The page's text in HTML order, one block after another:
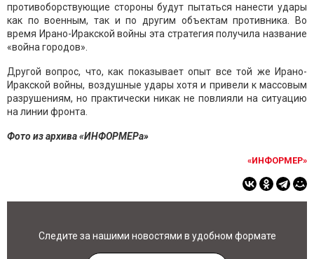
противоборствующие стороны будут пытаться нанести удары
как по военным, так и по другим объектам противника. Во
время Ирано-Иракской войны эта стратегия получила название
«война городов».
Другой вопрос, что, как показывает опыт все той же Ирано-
Иракской войны, воздушные удары хотя и привели к массовым
разрушениям, но практически никак не повлияли на ситуацию
на линии фронта.
Фото из архива «ИНФОРМЕРа»
«ИНФОРМЕР»
Следите за нашими новостями в удобном формате